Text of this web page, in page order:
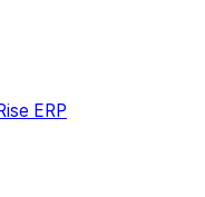
Rise ERP